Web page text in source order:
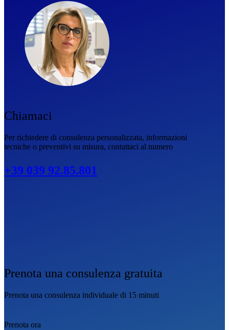
Chiamaci
Per richiedere di consulenza personalizzata, informazioni
tecniche o preventivi su misura, contattaci al numero
+39 039 92.85.801
Prenota una consulenza gratuita
Prenota una consulenza individuale di 15 minuti
Prenota ora